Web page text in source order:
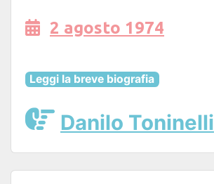
2 agosto 1974
Leggi la breve biografia
Danilo Toninelli